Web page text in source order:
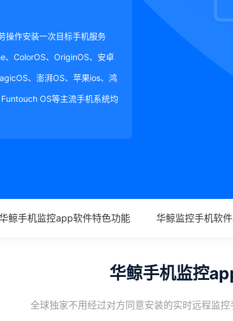
操作安装一次目标手机服务
、ColorOS、OriginOS、安卓
、澎湃OS、苹果ios、鸿
OS等主流手机系统均
鲸手机监控app软件特色功能 华鲸监控手机软
华鲸手机监控
全球独家不用经过对方同意安装的实时远程监控